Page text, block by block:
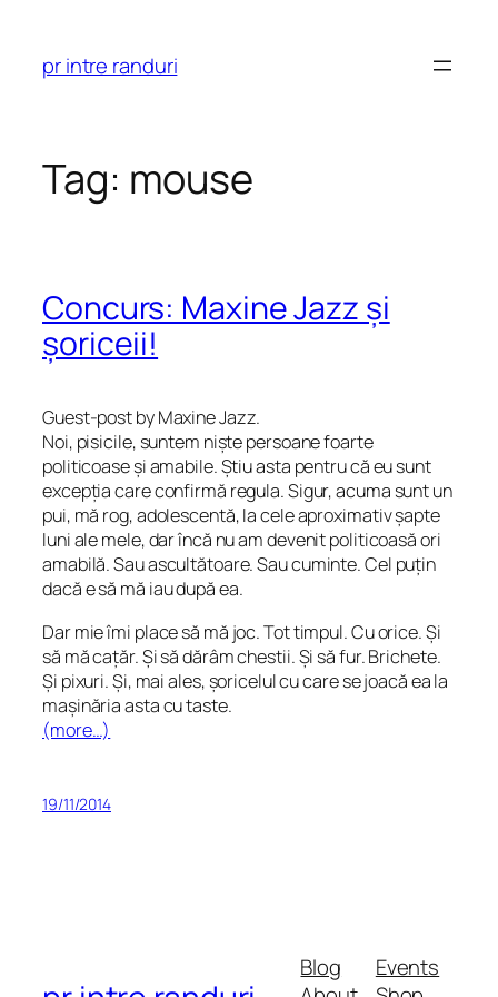
content
pr intre randuri
Tag: mouse
Concurs: Maxine Jazz și
șoriceii!
Guest-post by Maxine Jazz.
Noi, pisicile, suntem niște persoane foarte
politicoase și amabile. Știu asta pentru că eu sunt
excepția care confirmă regula. Sigur, acuma sunt un
pui, mă rog, adolescentă, la cele aproximativ șapte
luni ale mele, dar încă nu am devenit politicoasă ori
amabilă. Sau ascultătoare. Sau cuminte. Cel puțin
dacă e să mă iau după ea.
Dar mie îmi place să mă joc. Tot timpul. Cu orice. Și
să mă cațăr. Și să dărâm chestii. Și să fur. Brichete.
Și pixuri. Și, mai ales, șoricelul cu care se joacă ea la
mașinăria asta cu taste.
(more…)
19/11/2014
Blog
Events